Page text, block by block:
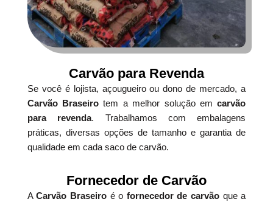
Carvão para Revenda
Se você é lojista, açougueiro ou dono de mercado, a
Carvão Braseiro tem a melhor solução emcarvão
para revenda. Trabalhamos com embalagens
práticas, diversas opções de tamanho e garantia de
qualidade em cada saco de carvão.
Fornecedor de Carvão
ACarvão Braseiro é o fornecedor de carvão que a